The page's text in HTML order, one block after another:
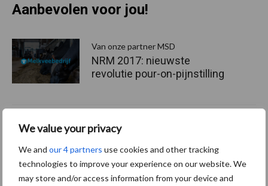
We value your privacy
We and our 4 partners use cookies and other tracking
technologies to improve your experience on our website. We
may store and/or access information from your device and
Aanbevolen voor jou!
Van onze partner MSD
NRM 2017: nieuwste
revolutie pour-on-pijnstilling
Van onze partner MSD
een probleemloze opfok